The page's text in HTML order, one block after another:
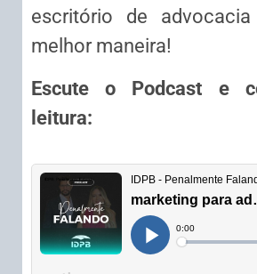
escritório de
melhor maneira!
Escute o Podcast e
leitura: